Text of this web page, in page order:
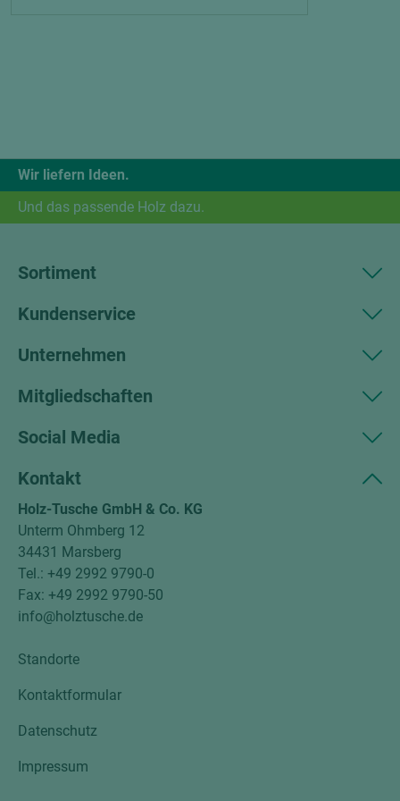
Wir liefern Ideen.
Und das passende Holz dazu.
Sortiment
Kundenservice
Unternehmen
Mitgliedschaften
Social Media
Kontakt
Holz-Tusche GmbH & Co. KG
Unterm Ohmberg 12
34431 Marsberg
Tel.: +49 2992 9790-0
Fax: +49 2992 9790-50
info@holztusche.de
Standorte
Kontaktformular
Datenschutz
Impressum